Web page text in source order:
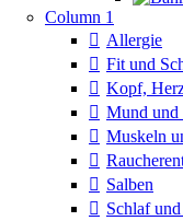
Column 1
Allergie
Fit und
Kopf,
Mund und
Muskeln
Salben
Schlaf